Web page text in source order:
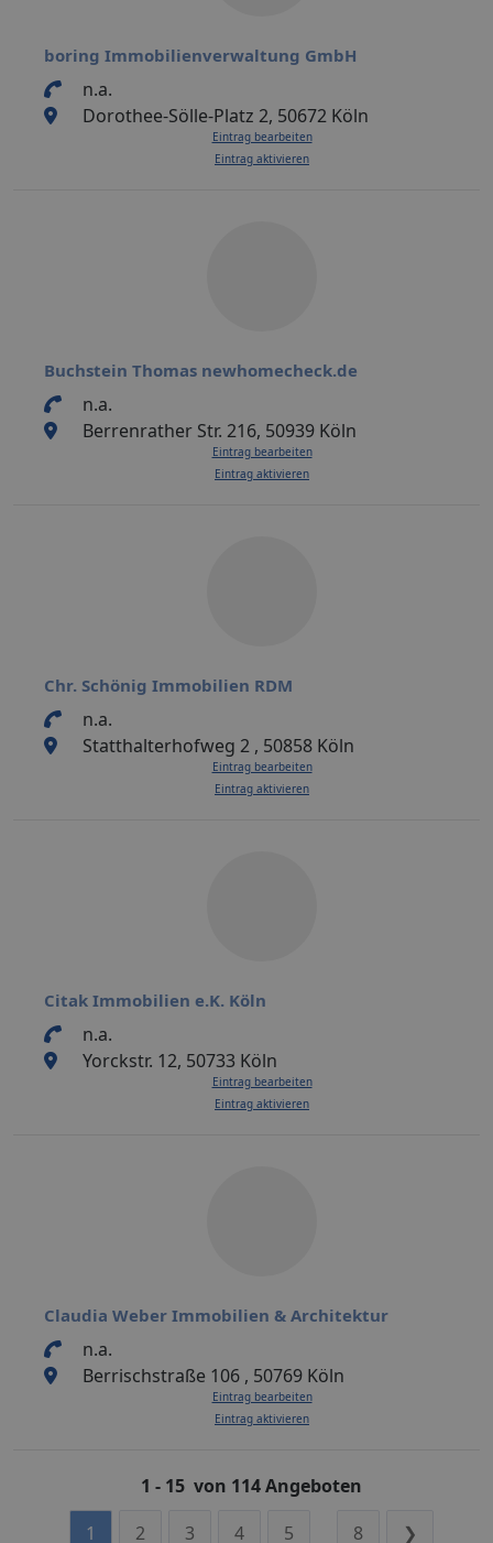
boring Immobilienverwaltung GmbH
n.a.
Dorothee-Sölle-Platz 2, 50672 Köln
Eintrag bearbeiten
Eintrag aktivieren
Buchstein Thomas newhomecheck.de
n.a.
Berrenrather Str. 216, 50939 Köln
Eintrag bearbeiten
Eintrag aktivieren
Chr. Schönig Immobilien RDM
n.a.
Statthalterhofweg 2 , 50858 Köln
Eintrag bearbeiten
Eintrag aktivieren
Citak Immobilien e.K. Köln
n.a.
Yorckstr. 12, 50733 Köln
Eintrag bearbeiten
Eintrag aktivieren
Claudia Weber Immobilien & Architektur
n.a.
Berrischstraße 106 , 50769 Köln
Eintrag bearbeiten
Eintrag aktivieren
1 - 15 von 114 Angeboten
1
2 3 4 5 8 ❯